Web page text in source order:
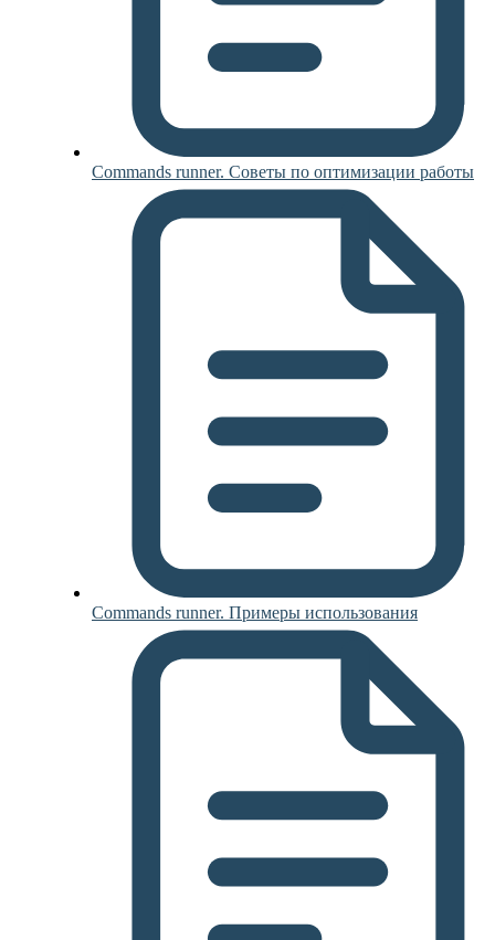
Commands runner. Советы по оптимизации работы
Commands runner. Примеры использования